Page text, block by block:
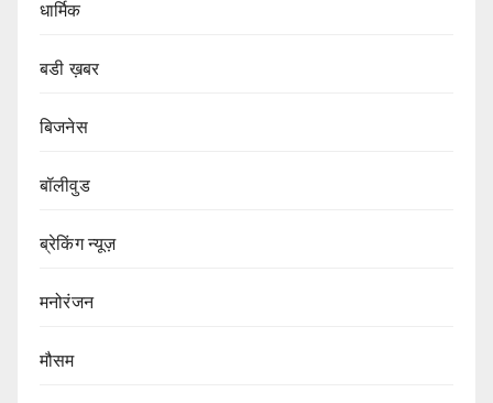
धार्मिक
बडी ख़बर
बिजनेस
बॉलीवुड
ब्रेकिंग न्यूज़
मनोरंजन
मौसम